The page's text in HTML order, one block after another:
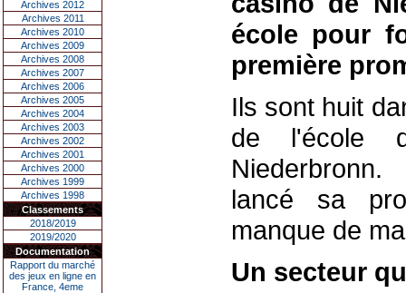
Archives 2012
Archives 2011
Archives 2010
Archives 2009
Archives 2008
Archives 2007
Archives 2006
Archives 2005
Archives 2004
Archives 2003
Archives 2002
Archives 2001
Archives 2000
Archives 1999
Archives 1998
Classements
2018/2019
2019/2020
Documentation
Rapport du marché
des jeux en ligne en
France, 4eme
école pour
première
Ils sont huit
de l'école
lancé sa
manque de
Un secteur